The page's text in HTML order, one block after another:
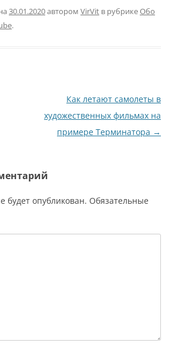
то
в
30.01.2020автором VirVit в рубрикеОбо
.
Как летают самолеты в
художественных фильмах на
примере Терминатора →
будет опубликован. Обязательные